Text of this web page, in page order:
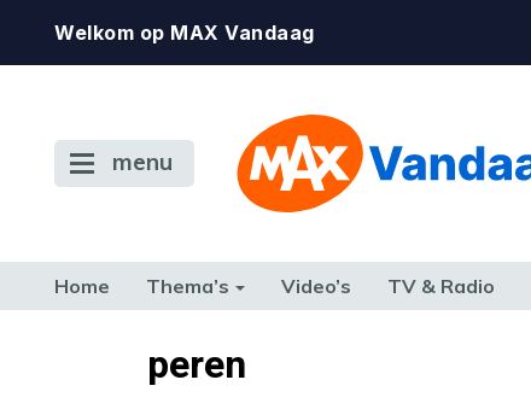
Welkom op MAX Vandaag
menu
Home Thema’s Video’s TV & Radio
TERUG NAAR TOENperen